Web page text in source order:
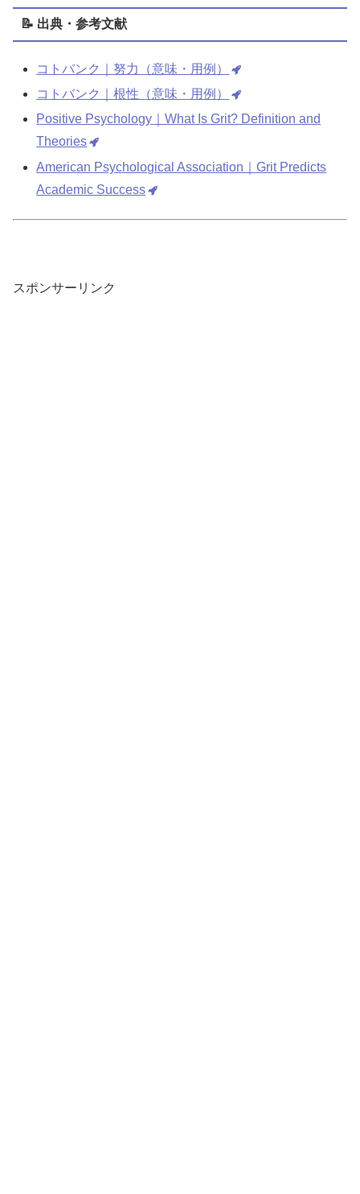
📝 出典・参考文献
コトバンク｜努力（意味・用例）
コトバンク｜根性（意味・用例）
Positive Psychology｜What Is Grit? Definition and
Theories
American Psychological Association｜Grit Predicts
Academic Success
スポンサーリンク